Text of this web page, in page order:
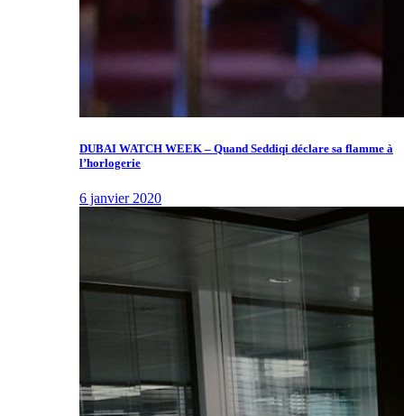
DUBAI WATCH WEEK – Quand Seddiqi déclare sa flamme à
l’horlogerie
6 janvier 2020